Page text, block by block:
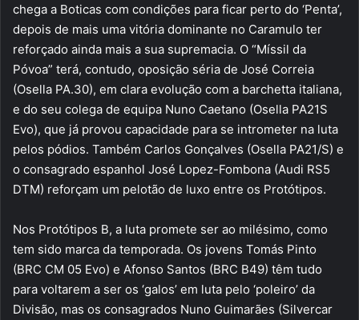
chega a Boticas com condições para ficar perto do ‘Penta’,
depois de mais uma vitória dominante no Caramulo ter
reforçado ainda mais a sua supremacia. O “Míssil da
Póvoa” terá, contudo, oposição séria de José Correia
(Osella PA.30), em clara evolução com a barchetta italiana,
e do seu colega de equipa Nuno Caetano (Osella PA21S
Evo), que já provou capacidade para se intrometer na luta
pelos pódios. Também Carlos Gonçalves (Osella PA21/S) e
o consagrado espanhol José Lopez-Fombona (Audi RS5
DTM) reforçam um pelotão de luxo entre os Protótipos.
Nos Protótipos B, a luta promete ser ao milésimo, como
tem sido marca da temporada. Os jovens Tomás Pinto
(BRC CM 05 Evo) e Afonso Santos (BRC B49) têm tudo
para voltarem a ser os ‘galos’ em luta pelo ‘poleiro’ da
Divisão, mas os consagrados Nuno Guimarães (Silvercar